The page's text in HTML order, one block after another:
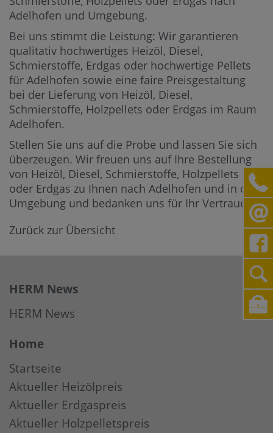
Adelhofen und Umgebung.
Bei uns stimmt die Leistung: Wir garantieren
qualitativ hochwertiges Heizöl, Diesel,
Schmierstoffe, Erdgas oder hochwertige Pellets
für Adelhofen sowie eine faire Preisgestaltung
bei der Lieferung von Heizöl, Diesel,
Schmierstoffe, Holzpellets oder Erdgas im Raum
Adelhofen.
Stellen Sie uns auf die Probe und lassen Sie sich
überzeugen. Wir freuen uns auf Ihre Bestellung
von Heizöl, Diesel, Schmierstoffe, Holzpellets
oder Erdgas zu Ihnen nach Adelhofen und in die
Umgebung und bedanken uns für Ihr Vertrauen.
Zurück zur Übersicht
HERM News
HERM News
Home
Startseite
Aktueller Heizölpreis
Aktueller Erdgaspreis
Aktueller Holzpelletspreis